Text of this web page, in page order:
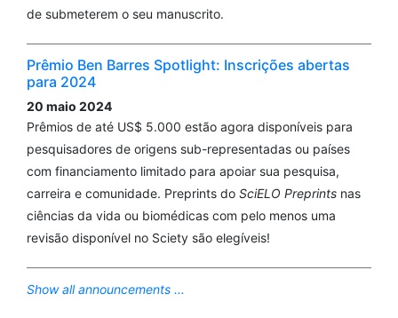
de submeterem o seu manuscrito.
Prêmio Ben Barres Spotlight: Inscrições abertas
para 2024
20 maio 2024
Prêmios de até US$ 5.000 estão agora disponíveis para
pesquisadores de origens sub-representadas ou países
com financiamento limitado para apoiar sua pesquisa,
carreira e comunidade. Preprints do SciELO Preprints nas
ciências da vida ou biomédicas com pelo menos uma
revisão disponível no Sciety são elegíveis!
Show all announcements ...